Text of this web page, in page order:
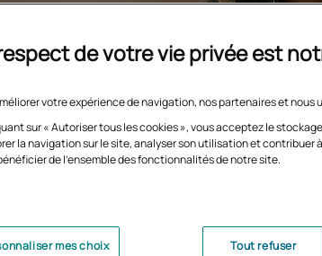
de votre vie privée est
votre expérience de navigation, nos partenaires et nous
sur « Autoriser tous les cookies », vous acceptez le
la navigation sur le site, analyser son utilisation et contribuer
de l'ensemble des fonctionnalités de notre site.
Tout refuser
mes choix